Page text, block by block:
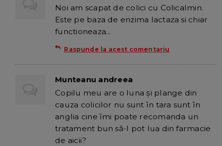
Noi am scapat de colici cu Colicalmin.
Este pe baza de enzima lactaza si chiar
functioneaza...
Raspunde la acest comentariu
Munteanu andreea
Copilu meu are o luna și plange din
cauza colicilor nu sunt īn tara sunt īn
anglia cine īmi poate recomanda un
tratament bun să-l pot lua din farmacie
de aicii?